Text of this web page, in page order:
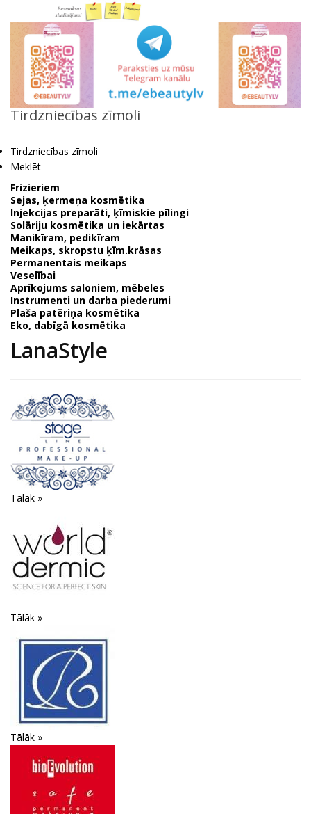
Tirdzniecības zīmoli
Tirdzniecības zīmoli
Meklēt
Frizieriem
Sejas, ķermeņa kosmētika
Injekcijas preparāti, ķīmiskie pīlingi
Solāriju kosmētika un iekārtas
Manikīram, pedikīram
Meikaps, skropstu ķīm.krāsas
Permanentais meikaps
Veselībai
Aprīkojums saloniem, mēbeles
Instrumenti un darba piederumi
Plaša patēriņa kosmētika
Eko, dabīgā kosmētika
LanaStyle
Tālāk »
Tālāk »
Tālāk »